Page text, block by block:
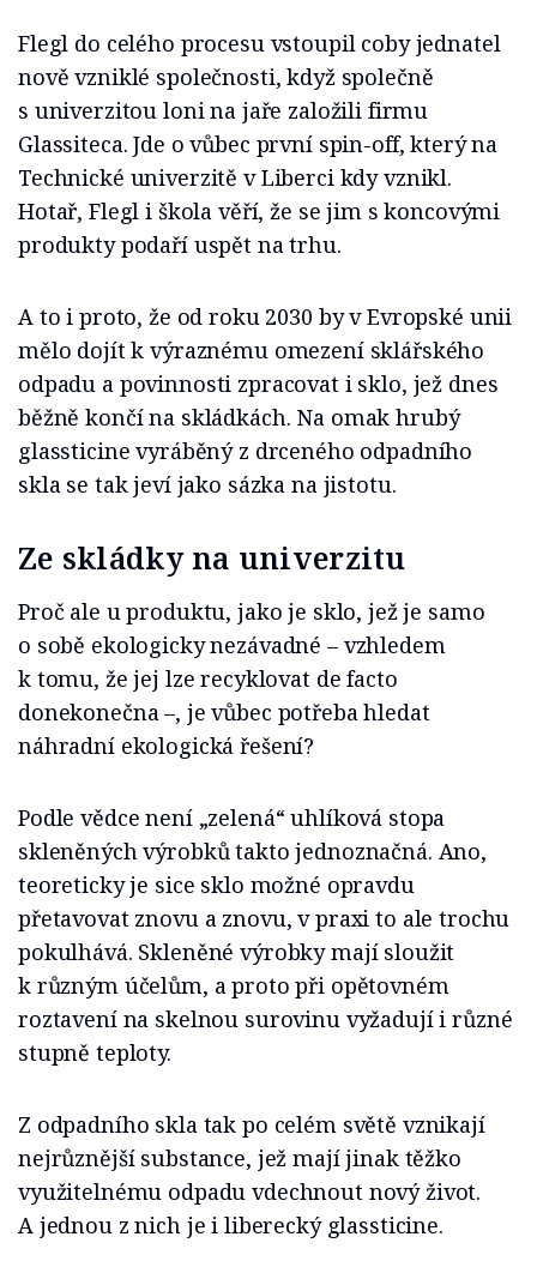
Flegl do celého procesu vstoupil coby jednatel
nově vzniklé společnosti, když společně
s univerzitou loni na jaře založili firmu
Glassiteca. Jde o vůbec první spin-off, který na
Technické univerzitě v Liberci kdy vznikl.
Hotař, Flegl i škola věří, že se jim s koncovými
produkty podaří uspět na trhu.
A to i proto, že od roku 2030 by v Evropské unii
mělo dojít k výraznému omezení sklářského
odpadu a povinnosti zpracovat i sklo, jež dnes
běžně končí na skládkách. Na omak hrubý
glassticine vyráběný z drceného odpadního
skla se tak jeví jako sázka na jistotu.
Ze skládky na univerzitu
Proč ale u produktu, jako je sklo, jež je samo
o sobě ekologicky nezávadné – vzhledem
k tomu, že jej lze recyklovat de facto
donekonečna –, je vůbec potřeba hledat
náhradní ekologická řešení?
Podle vědce není „zelená“ uhlíková stopa
skleněných výrobků takto jednoznačná. Ano,
teoreticky je sice sklo možné opravdu
přetavovat znovu a znovu, v praxi to ale trochu
pokulhává. Skleněné výrobky mají sloužit
k různým účelům, a proto při opětovném
roztavení na skelnou surovinu vyžadují i různé
stupně teploty.
Z odpadního skla tak po celém světě vznikají
nejrůznější substance, jež mají jinak těžko
využitelnému odpadu vdechnout nový život.
A jednou z nich je i liberecký glassticine.